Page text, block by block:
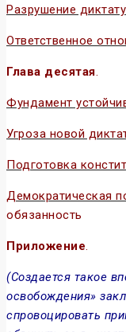
Разрушение
Ответственное
Глава десятая.
Фундамент
Угроза новой
Подготовка
Демократическая
обязанность
Приложение.
(Создается такое
освобождения»
спровоцировать